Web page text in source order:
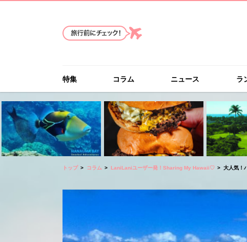
特集 コラム ニュース ラ
トップ コラム LaniLaniユーザー発！Sharing My Hawaii♡ 大人気！